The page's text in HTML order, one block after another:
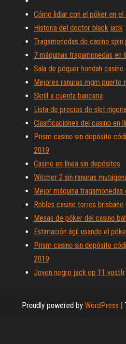
Cómo lidiar con el póker en el
Historia del doctor black jack
Tragamonedas de casino spin
7 máquinas tragamonedas en
Sala de póquer hondah casino
Mejores ranuras mgm puerto
Skrill a cuenta bancaria
Lista de precios de slot
Clasificaciones del casino en
Prism casino sin depósito
2019
Casino en línea sin depósitos
Witcher 2 sin ranuras
Mejor máquina
Robles casino torres brisbane
Mesas de póker del casino
Estimación ágil usando el
Prism casino sin depósito
2019
Joven negro jack ep 11 vostfr
Proudly powered by WordPress |